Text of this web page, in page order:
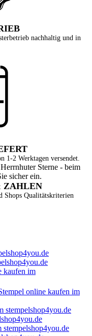
nachhaltig und in
1-2 Werktagen versendet.
ZAHLEN
Shops Qualitätskriterien